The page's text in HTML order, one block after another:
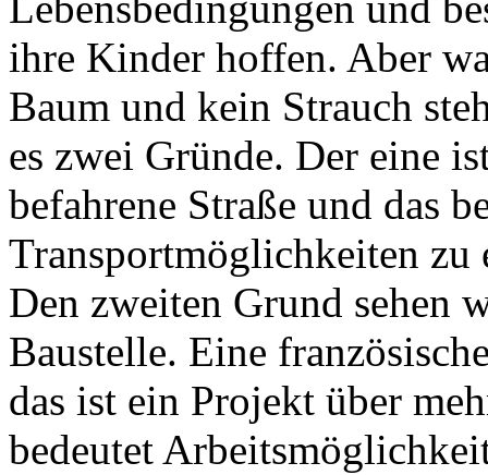
ihre Kinder hoffen. Aber
Baum und kein Strauch
es zwei Gründe. Der eine
befahrene Straße und das
Transportmöglichkeiten zu
Den zweiten Grund sehen
Baustelle. Eine
das ist ein Projekt über
bedeutet